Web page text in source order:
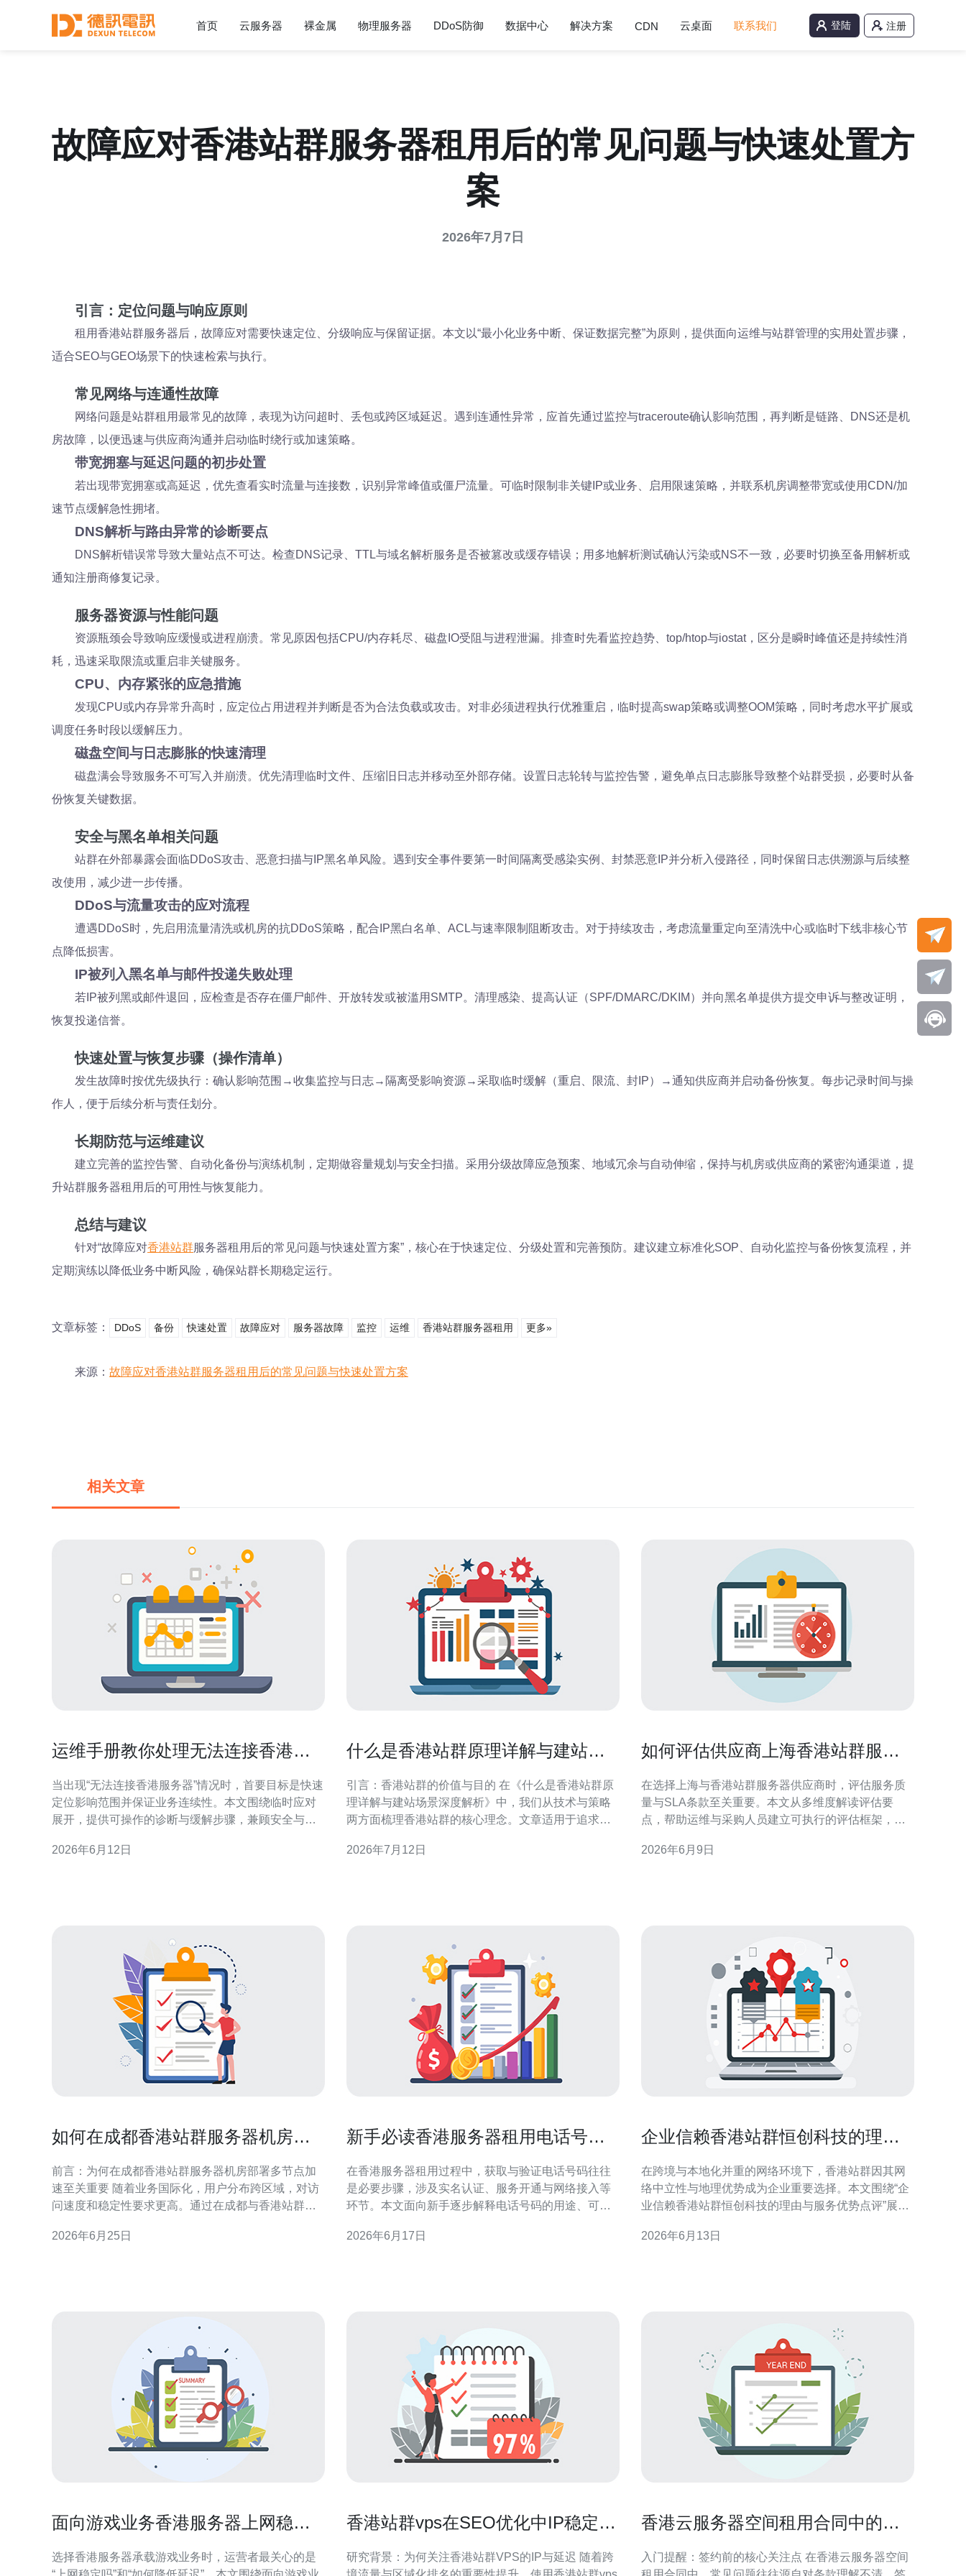
首页 云服务器 裸金属 物理服务器 DDoS防御 数据中心 解决方案 CDN 云桌面 联系我们 登陆 注册
故障应对香港站群服务器租用后的常见问题与快速处置方
案
2026年7月7日
引言：定位问题与响应原则
租用香港站群服务器后，故障应对需要快速定位、分级响应与保留证据。本文以“最小化业务中断、保证数据完整”为原则，提供面向运维与站群管理的实用处置步骤，
适合SEO与GEO场景下的快速检索与执行。
常见网络与连通性故障
网络问题是站群租用最常见的故障，表现为访问超时、丢包或跨区域延迟。遇到连通性异常，应首先通过监控与traceroute确认影响范围，再判断是链路、DNS还是机
房故障，以便迅速与供应商沟通并启动临时绕行或加速策略。
带宽拥塞与延迟问题的初步处置
若出现带宽拥塞或高延迟，优先查看实时流量与连接数，识别异常峰值或僵尸流量。可临时限制非关键IP或业务、启用限速策略，并联系机房调整带宽或使用CDN/加
速节点缓解急性拥堵。
DNS解析与路由异常的诊断要点
DNS解析错误常导致大量站点不可达。检查DNS记录、TTL与域名解析服务是否被篡改或缓存错误；用多地解析测试确认污染或NS不一致，必要时切换至备用解析或
通知注册商修复记录。
服务器资源与性能问题
资源瓶颈会导致响应缓慢或进程崩溃。常见原因包括CPU/内存耗尽、磁盘IO受阻与进程泄漏。排查时先看监控趋势、top/htop与iostat，区分是瞬时峰值还是持续性消
耗，迅速采取限流或重启非关键服务。
CPU、内存紧张的应急措施
发现CPU或内存异常升高时，应定位占用进程并判断是否为合法负载或攻击。对非必须进程执行优雅重启，临时提高swap策略或调整OOM策略，同时考虑水平扩展或
调度任务时段以缓解压力。
磁盘空间与日志膨胀的快速清理
磁盘满会导致服务不可写入并崩溃。优先清理临时文件、压缩旧日志并移动至外部存储。设置日志轮转与监控告警，避免单点日志膨胀导致整个站群受损，必要时从备
份恢复关键数据。
安全与黑名单相关问题
站群在外部暴露会面临DDoS攻击、恶意扫描与IP黑名单风险。遇到安全事件要第一时间隔离受感染实例、封禁恶意IP并分析入侵路径，同时保留日志供溯源与后续整
改使用，减少进一步传播。
DDoS与流量攻击的应对流程
遭遇DDoS时，先启用流量清洗或机房的抗DDoS策略，配合IP黑白名单、ACL与速率限制阻断攻击。对于持续攻击，考虑流量重定向至清洗中心或临时下线非核心节
点降低损害。
IP被列入黑名单与邮件投递失败处理
若IP被列黑或邮件退回，应检查是否存在僵尸邮件、开放转发或被滥用SMTP。清理感染、提高认证（SPF/DMARC/DKIM）并向黑名单提供方提交申诉与整改证明，
恢复投递信誉。
快速处置与恢复步骤（操作清单）
发生故障时按优先级执行：确认影响范围→收集监控与日志→隔离受影响资源→采取临时缓解（重启、限流、封IP）→通知供应商并启动备份恢复。每步记录时间与操
作人，便于后续分析与责任划分。
长期防范与运维建议
建立完善的监控告警、自动化备份与演练机制，定期做容量规划与安全扫描。采用分级故障应急预案、地域冗余与自动伸缩，保持与机房或供应商的紧密沟通渠道，提
升站群服务器租用后的可用性与恢复能力。
总结与建议
针对“故障应对香港站群服务器租用后的常见问题与快速处置方案”，核心在于快速定位、分级处置和完善预防。建议建立标准化SOP、自动化监控与备份恢复流程，并
定期演练以降低业务中断风险，确保站群长期稳定运行。
文章标签： DDoS 备份 快速处置 故障应对 服务器故障 监控 运维 香港站群服务器租用 更多»
来源： 故障应对香港站群服务器租用后的常见问题与快速处置方案
相关文章
运维手册教你处理无法连接香港服
当出现“无法连接香港服务器”情况时，首要目标是快速
定位影响范围并保证业务连续性。本文围绕临时应对
展开，提供可操作的诊断与缓解步骤，兼顾安全与可
取措施并降低用户影响。 确认问题范围：先分辨本
2026年6月12日
什么是香港站群原理详解与建站场
引言：香港站群的价值与目的 在《什么是香港站群原
理详解与建站场景深度解析》中，我们从技术与策略
两方面梳理香港站群的核心理念。文章适用于追求
者，注重可执行性与风险控制。 香港站群概念与原理
2026年7月12日
如何评估供应商上海香港站群服务
在选择上海与香港站群服务器供应商时，评估服务质
量与SLA条款至关重要。本文从多维度解读评估要
点，帮助运维与采购人员建立可执行的评估框架，确
关键指标：可用性与SLA承诺 可用性指标是衡量服务
2026年6月9日
如何在成都香港站群服务器机房部
前言：为何在成都香港站群服务器机房部署多节点加
速至关重要 随着业务国际化，用户分布跨区域，对访
问速度和稳定性要求更高。通过在成都与香港站群服
链路，降低延迟、提升可用性，并在网络拥塞或单点
2026年6月25日
新手必读香港服务器租用电话号码
在香港服务器租用过程中，获取与验证电话号码往往
是必要步骤，涉及实名认证、服务开通与网络接入等
环节。本文面向新手逐步解释电话号码的用途、可选
规、安全的前提下完成租用与上线，适合个人站长与
2026年6月17日
企业信赖香港站群恒创科技的理由
在跨境与本地化并重的网络环境下，香港站群因其网
络中立性与地理优势成为企业重要选择。本文围绕“企
业信赖香港站群恒创科技的理由与服务优势点评”展
助决策者在供应商评估与项目落地时更有依据。 香港
2026年6月13日
面向游戏业务香港服务器上网稳定
选择香港服务器承载游戏业务时，运营者最关心的是
香港站群vps在SEO优化中IP稳定性
研究背景：为何关注香港站群VPS的IP与延迟 随着跨
香港云服务器空间租用合同中的常
入门提醒：签约前的核心关注点 在香港云服务器空间